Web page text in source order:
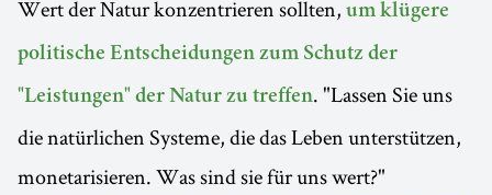
Wert der Natur konzentrieren sollten, um klügere
politische Entscheidungen zum Schutz der
"Leistungen" der Natur zu treffen. "Lassen Sie uns
die natürlichen Systeme, die das Leben unterstützen,
monetarisieren. Was sind sie für uns wert?"